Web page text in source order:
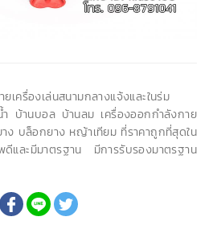
ยเครื่องเล่นสนามกลางแจ้งและในร่ม
ำ บ้านบอล บ้านลม เครื่องออกกำลังกาย
ง บล็อกยาง หญ้าเทียม ที่ราคาถูกที่สุดใน
และมีมาตรฐาน มีการรับรองมาตรฐาน